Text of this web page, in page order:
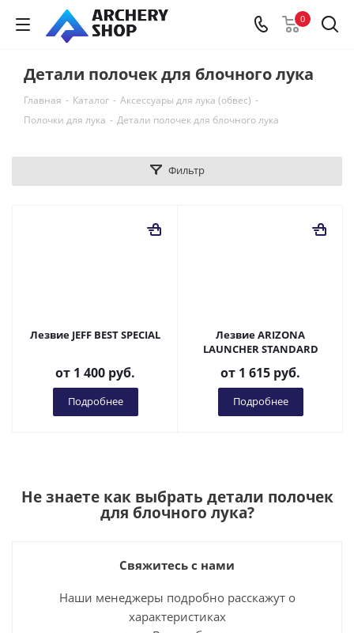
0
Детали полочек для блочного лука
Главная - Каталог - Аксессуары для лука (обвес) -
Полочки для лука - Детали полочек для блочного лука
Фильтр
Лезвие JEFF BEST SPECIAL
от 1 400 руб.
Подробнее
Лезвие ARIZONA
LAUNCHER STANDARD
от 1 615 руб.
Подробнее
Не знаете как выбрать детали полочек
для блочного лука?
Свяжитесь с нами
Наши менеджеры подробно расскажут о
характеристиках